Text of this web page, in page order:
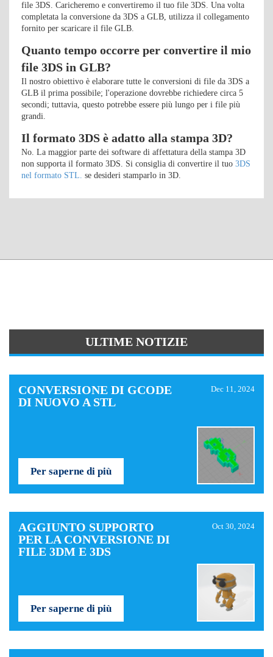
file 3DS. Caricheremo e convertiremo il tuo file 3DS. Una volta
completata la conversione da 3DS a GLB, utilizza il collegamento
fornito per scaricare il file GLB.
Quanto tempo occorre per convertire il mio
file 3DS in GLB?
Il nostro obiettivo è elaborare tutte le conversioni di file da 3DS a
GLB il prima possibile; l'operazione dovrebbe richiedere circa 5
secondi; tuttavia, questo potrebbe essere più lungo per i file più
grandi.
Il formato 3DS è adatto alla stampa 3D?
No. La maggior parte dei software di affettatura della stampa 3D
non supporta il formato 3DS. Si consiglia di convertire il tuo 3DS
nel formato STL. se desideri stamparlo in 3D.
ULTIME NOTIZIE
CONVERSIONE DI GCODE
DI NUOVO A STL
Dec 11, 2024
Per saperne di più
AGGIUNTO SUPPORTO
PER LA CONVERSIONE DI
FILE 3DM E 3DS
Oct 30, 2024
Per saperne di più